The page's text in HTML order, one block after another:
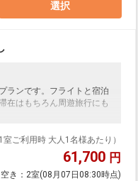
選択
ランです。フライトと宿泊
在はもちろん周遊旅行にも
50%貯まります。
約）が可能なプランもござ
室ご利用時 大人1名様あたり）
61,700 円
空き： 2室(08月07日08:30時点)